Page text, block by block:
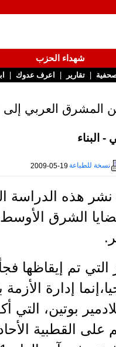
شهداء الحزب
| تقارير | اعرف عدوك |
المشرق العربي إلى
- البناء
نسخة للطباعة2009-05-19
نشر هذه
الشرق
تم إيقاظها
إدارة الأزمة
بوتين،
على القطبية